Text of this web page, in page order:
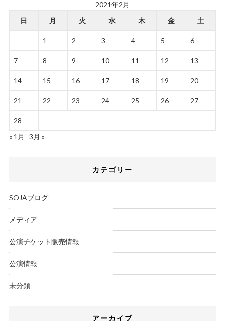
2021年2月
日
月 火 水 木 金 土
1 2 3 4 5 6
7 8 9 10 11 12 13
14 15 16 17 18 19 20
21 22 23 24 25 26 27
28
« 1月
3月 »
カテゴリー
SOJAブログ
メディア
公演チケット販売情報
公演情報
未分類
アーカイブ